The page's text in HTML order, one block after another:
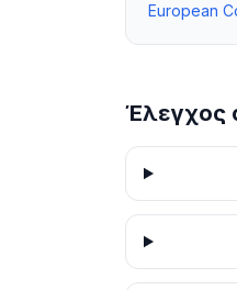
European
Έλεγχος